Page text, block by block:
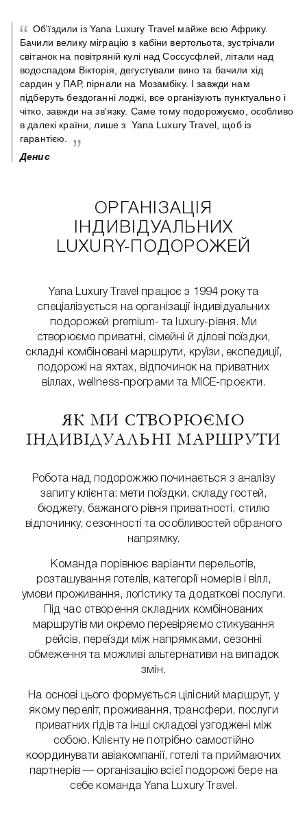
Об'їздили із Yana Luxury Travel майже всю Африку.
Бачили велику міграцію з кабіни вертольота, зустрічали
світанок на повітряній кулі над Соссусфлей, літали над
водоспадом Вікторія, дегустували вино та бачили хід
сардин у ПАР, пірнали на Мозамбіку. І завжди нам
підберуть бездоганні лоджі, все організують пунктуально і
чітко, завжди на зв'язку. Саме тому подорожуємо, особливо
в далекі країни, лише з Yana Luxury Travel, щоб із
гарантією.
Денис
ОРГАНІЗАЦІЯ
ІНДИВІДУАЛЬНИХ
LUXURY-ПОДОРОЖЕЙ
Yana Luxury Travel працює з 1994 року та
спеціалізується на організації індивідуальних
подорожей premium- та luxury-рівня. Ми
створюємо приватні, сімейні й ділові поїздки,
складні комбіновані маршрути, круїзи, експедиції,
подорожі на яхтах, відпочинок на приватних
віллах, wellness-програми та MICE-проєкти.
ЯК МИ СТВОРЮЄМО
ІНДИВІДУАЛЬНІ МАРШРУТИ
Робота над подорожжю починається з аналізу
запиту клієнта: мети поїздки, складу гостей,
бюджету, бажаного рівня приватності, стилю
відпочинку, сезонності та особливостей обраного
напрямку.
Команда порівнює варіанти перельотів,
розташування готелів, категорії номерів і вілл,
умови проживання, логістику та додаткові послуги.
Під час створення складних комбінованих
маршрутів ми окремо перевіряємо стикування
рейсів, переїзди між напрямками, сезонні
обмеження та можливі альтернативи на випадок
змін.
На основі цього формується цілісний маршрут, у
якому переліт, проживання, трансфери, послуги
приватних гідів та інші складові узгоджені між
собою. Клієнту не потрібно самостійно
координувати авіакомпанії, готелі та приймаючих
партнерів — організацію всієї подорожі бере на
себе команда Yana Luxury Travel.